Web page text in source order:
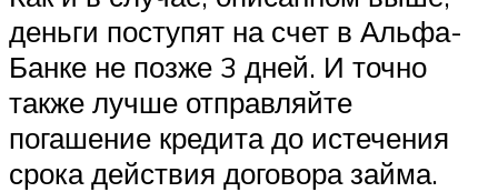
деньги поступят на счет в Альфа-
Банке не позже 3 дней. И точно
также лучше отправляйте
погашение кредита до истечения
срока действия договора займа.